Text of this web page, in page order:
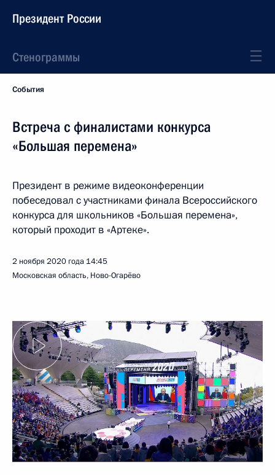
Президент России
Стенограммы
События
Встреча с финалистами конкурса
«Большая перемена»
Президент в режиме видеоконференции
побеседовал с участниками финала Всероссийского
конкурса для школьников «Большая перемена»,
который проходит в «Артеке».
2 ноября 2020 года 14:45
Московская область, Ново-Огарёво